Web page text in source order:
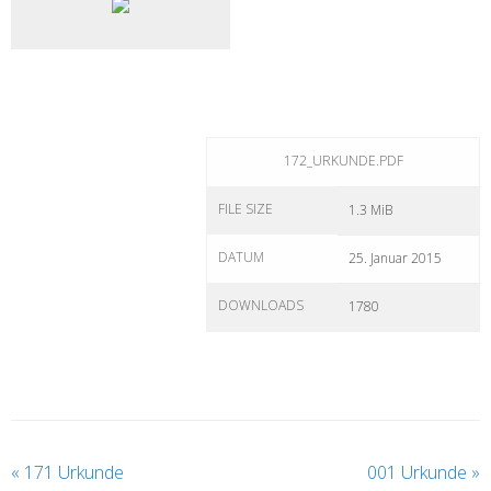
172_URKUNDE.PDF
FILE SIZE 1.3 MiB
DATUM 25. Januar 2015
DOWNLOADS 1780
« 171 Urkunde 001 Urkunde »